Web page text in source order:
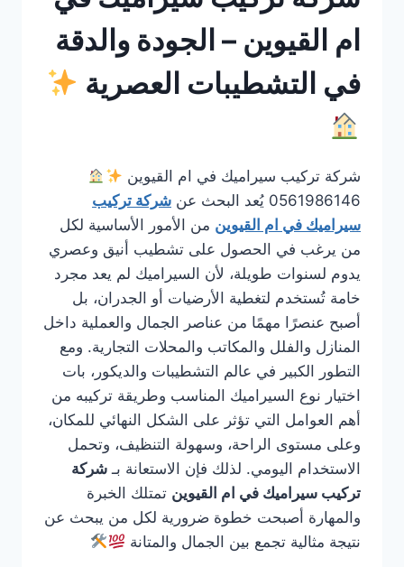
ام القيوين – الجودة والدقة
في التشطيبات العصرية
شركة تركيب سيراميك في ام القيوين
0561986146 يُعد البحث عن
شركة تركيب
سيراميك في ام القيوين من الأمور الأساسية لكل
من يرغب في الحصول على تشطيب أنيق وعصري
يدوم لسنوات طويلة، لأن السيراميك لم يعد مجرد
خامة تُستخدم لتغطية الأرضيات أو الجدران، بل
أصبح عنصرًا مهمًا من عناصر الجمال والعملية داخل
المنازل والفلل والمكاتب والمحلات التجارية. ومع
التطور الكبير في عالم التشطيبات والديكور، بات
اختيار نوع السيراميك المناسب وطريقة تركيبه من
أهم العوامل التي تؤثر على الشكل النهائي للمكان،
وعلى مستوى الراحة، وسهولة التنظيف، وتحمل
الاستخدام اليومي. لذلك فإن الاستعانة بـ شركة
تركيب سيراميك في ام القيوين تمتلك الخبرة
والمهارة أصبحت خطوة ضرورية لكل من يبحث عن
نتيجة مثالية تجمع بين الجمال والمتانة